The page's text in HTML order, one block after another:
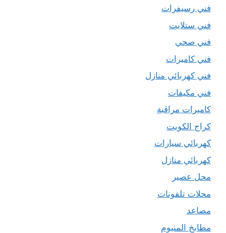
فني رسيفرات
فني ستلايت
فني صحي
فني كاميرات
فني كهربائي منازل
فني مكيفات
كاميرات مراقبة
كراج الكويت
كهربائي سيارات
كهربائي منازل
محل عصير
محلات تلفونات
مصاعد
مطابخ المنيوم